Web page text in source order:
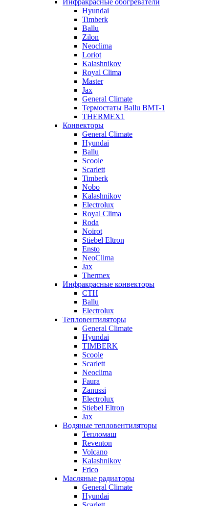
Инфракрасные обогреватели
Hyundai
Timberk
Ballu
Zilon
Neoclima
Loriot
Kalashnikov
Royal Clima
Master
Jax
General Climate
Термостаты Ballu BMT-1
THERMEX1
Конвекторы
General Climate
Hyundai
Ballu
Scoole
Scarlett
Timberk
Nobo
Kalashnikov
Electrolux
Royal Clima
Roda
Noirot
Stiebel Eltron
Ensto
NeoClima
Jax
Thermex
Инфракрасные конвекторы
CTH
Ballu
Electrolux
Тепловентиляторы
General Climate
Hyundai
TIMBERK
Scoole
Scarlett
Neoclima
Faura
Zanussi
Electrolux
Stiebel Eltron
Jax
Водяные тепловентиляторы
Тепломаш
Reventon
Volcano
Kalashnikov
Frico
Масляные радиаторы
General Climate
Hyundai